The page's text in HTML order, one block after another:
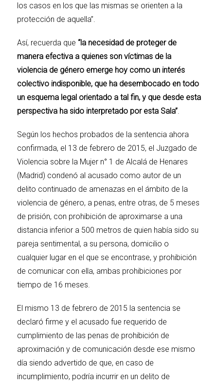
los casos en los que las mismas se orienten a la
protección de aquella”.
Así, recuerda que “la necesidad de proteger de
manera efectiva a quienes son víctimas de la
violencia de género emerge hoy como un interés
colectivo indisponible, que ha desembocado en todo
un esquema legal orientado a tal fin, y que desde esta
perspectiva ha sido interpretado por esta Sala”.
Según los hechos probados de la sentencia ahora
confirmada, el 13 de febrero de 2015, el Juzgado de
Violencia sobre la Mujer n° 1 de Alcalá de Henares
(Madrid) condenó al acusado como autor de un
delito continuado de amenazas en el ámbito de la
violencia de género, a penas, entre otras, de 5 meses
de prisión, con prohibición de aproximarse a una
distancia inferior a 500 metros de quien había sido su
pareja sentimental, a su persona, domicilio o
cualquier lugar en el que se encontrase, y prohibición
de comunicar con ella, ambas prohibiciones por
tiempo de 16 meses.
El mismo 13 de febrero de 2015 la sentencia se
declaró firme y el acusado fue requerido de
cumplimiento de las penas de prohibición de
aproximación y de comunicación desde ese mismo
día siendo advertido de que, en caso de
incumplimiento, podría incurrir en un delito de